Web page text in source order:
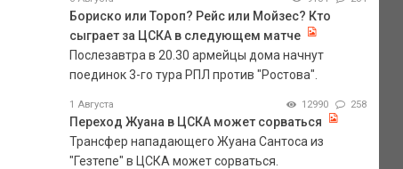
Бориско или Тороп? Рейс или Мойзес? Кто
сыграет за ЦСКА в следующем матче
Послезавтра в 20.30 армейцы дома начнут
поединок 3-го тура РПЛ против "Ростова".
1 Августа 12990 258
Переход Жуана в ЦСКА может сорваться
Трансфер нападающего Жуана Сантоса из
"Гезтепе" в ЦСКА может сорваться.